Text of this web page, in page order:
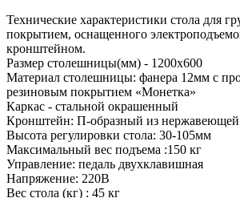
Технические характеристики стола для
покрытием, оснащенного
кронштейном.
Размер столешницы(мм) - 1200х600
Материал столешницы: фанера 12мм с
резиновым покрытием «Монетка»
Каркас - стальной окрашенный
Кронштейн: П-образный из нержавеющей
Высота регулировки стола: 30-105мм
Максимальный вес подъема :150 кг
Управление: педаль двухклавишная
Напряжение: 220В
Вес стола (кг) : 45 кг